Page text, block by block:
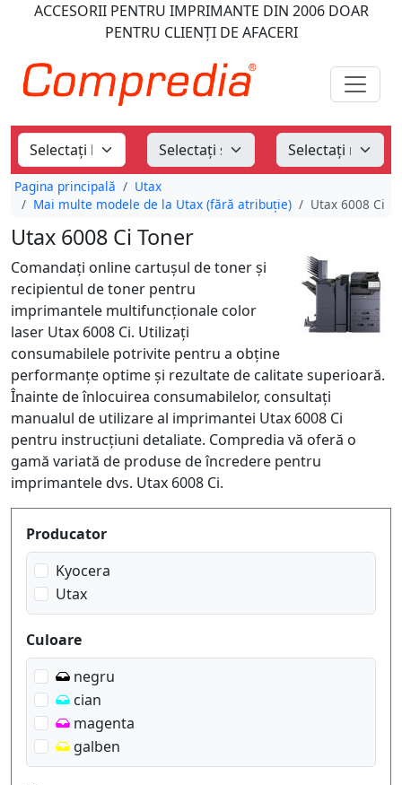
ACCESORII PENTRU IMPRIMANTE DIN 2006DOAR
PENTRU CLIENȚI DE AFACERI
Pagina principală
Utax
Mai multe modele de la Utax (fără atribuție)
Utax 6008 Ci
Utax 6008 Ci Toner
Comandați online cartușul de toner și
recipientul de toner pentru
imprimantele multifuncționale color
laser Utax 6008 Ci. Utilizați
consumabilele potrivite pentru a obține
performanțe optime și rezultate de calitate superioară.
Înainte de înlocuirea consumabilelor, consultați
manualul de utilizare al imprimantei Utax 6008 Ci
pentru instrucțiuni detaliate. Compredia vă oferă o
gamă variată de produse de încredere pentru
imprimantele dvs. Utax 6008 Ci.
Produktfilter
Producator
Kyocera
Utax
Culoare
negru
cian
magenta
galben